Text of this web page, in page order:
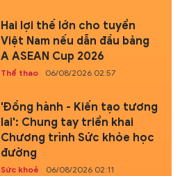
Hai lợi thế lớn cho tuyển
Việt Nam nếu dẫn đầu bảng
A ASEAN Cup 2026
Thể thao 06/08/2026 02:57
'Đồng hành - Kiến tạo tương
lai': Chung tay triển khai
Chương trình Sức khỏe học
đường
Sức khoẻ 06/08/2026 02:11